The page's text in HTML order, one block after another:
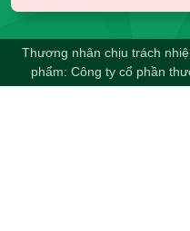
Thương nhân chịu trách
phẩm: Công ty cổ phần